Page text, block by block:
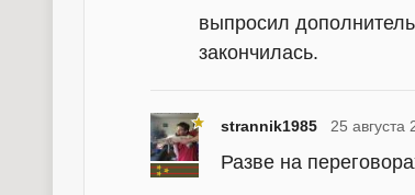
выпросил
закончилась.
strannik1985 25 августа
Разве на